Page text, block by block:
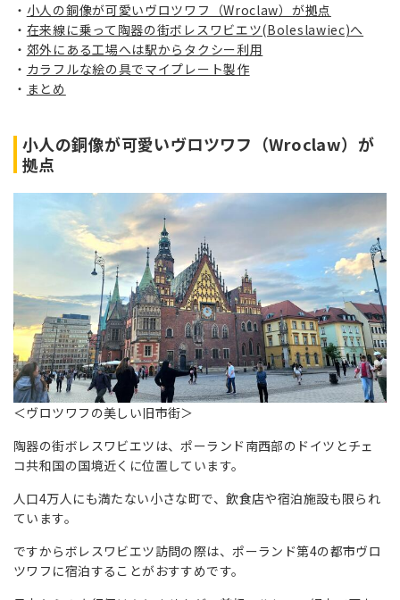
小人の銅像が可愛いヴロツワフ（Wroclaw）が拠点
在来線に乗って陶器の街ボレスワビエツ(Boleslawiec)へ
郊外にある工場へは駅からタクシー利用
カラフルな絵の具でマイプレート製作
まとめ
小人の銅像が可愛いヴロツワフ（Wroclaw）が
拠点
＜ヴロツワフの美しい旧市街＞
陶器の街ボレスワビエツは、ポーランド南西部のドイツとチェ
コ共和国の国境近くに位置しています。
人口4万人にも満たない小さな町で、飲食店や宿泊施設も限られ
ています。
ですからボレスワビエツ訪問の際は、ポーランド第4の都市ヴロ
ツワフに宿泊することがおすすめです。